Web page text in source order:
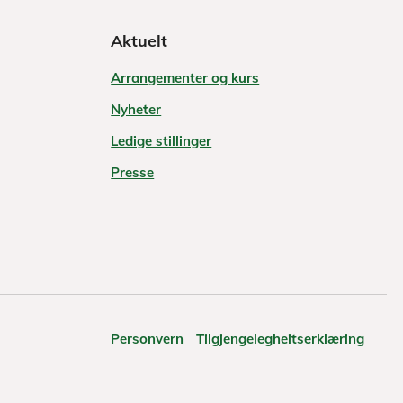
Aktuelt
Arrangementer og kurs
Nyheter
Ledige stillinger
Presse
Personvern Tilgjengelegheitserklæring